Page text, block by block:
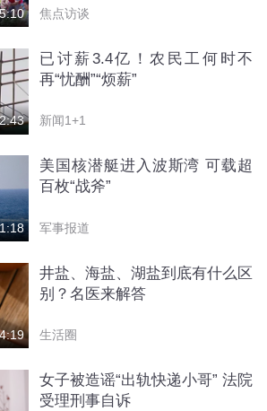
焦点访谈
已讨薪3.4亿！农民工何时不
再“忧酬”“烦薪”
新闻1+1
美国核潜艇进入波斯湾 可载超
百枚“战斧”
军事报道
井盐、海盐、湖盐到底有什么区
别？名医来解答
生活圈
女子被造谣“出轨快递小哥” 法院
受理刑事自诉